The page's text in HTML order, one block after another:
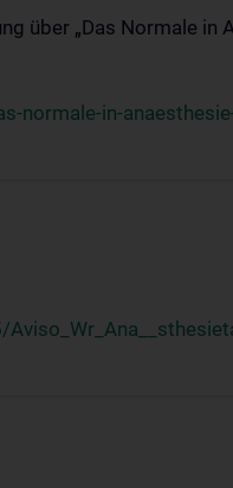
über „Das Normale in
normale-in-